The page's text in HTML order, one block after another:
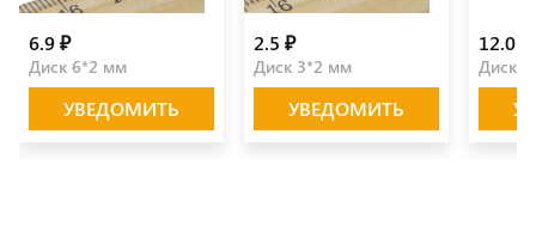
6.9 ₽
Диск 6*2 мм
УВЕДОМИТЬ
2.5 ₽
Диск 3*2 мм
УВЕДОМИТЬ
12.0 ₽
Диск